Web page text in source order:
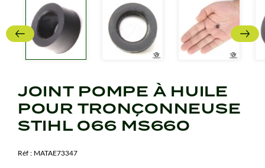
JOINT POMPE À HUILE
POUR TRONÇONNEUSE
STIHL 066 MS660
Réf : MATAE73347